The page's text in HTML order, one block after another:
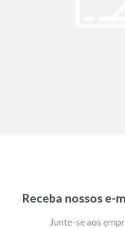
Receba nossos e-
Junte-se aos